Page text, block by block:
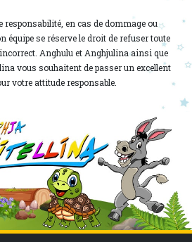
en cas de dommage ou
équipe se réserve le droit de refuser toute
Anghulu et Anghjulina ainsi que
vous souhaitent de passer un excellent
votre attitude responsable.